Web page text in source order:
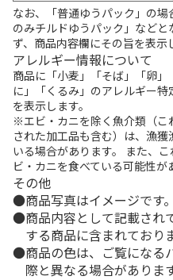
なお、「普通ゆうパック」の
のみチルドゆうパック」など
ず、商品内容欄にその旨を表示
アレルギー情報について
商品に「小麦」「そば」「卵
に」「くるみ」のアレルギー
を表示します。
※エビ・カニを除く魚介類（こ
された加工品も含む）は、漁
いる場合があります。 また、
ビ・カニを食べている可能性が
その他
商品写真はイメージです。
商品内容として記載され
する商品に含まれており
商品の色は、ご覧になる
際と異なる場合があります